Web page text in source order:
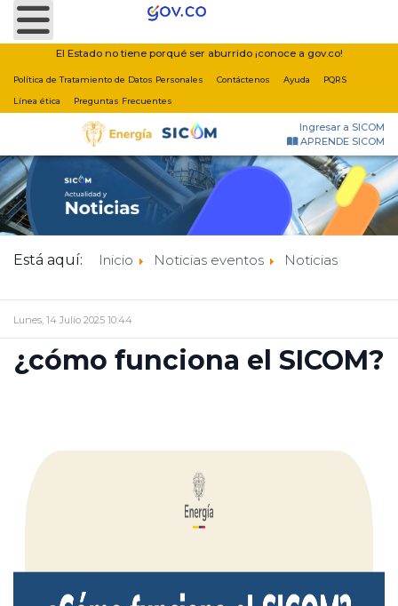
Nota:
este
web
incluye
un
de
accesibilidad.
El Estado no tiene porqué ser aburrido ¡conoce a gov.co!
Política de Tratamiento de Datos Personales Contáctenos Ayuda PQRS
Línea ética Preguntas Frecuentes
Ingresar a SICOM
APRENDE SICOM
Está aquí: Inicio Noticias eventos Noticias
Lunes, 14 Julio 2025 10:44
¿cómo funciona el SICOM?